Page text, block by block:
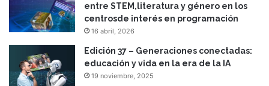
entre STEM,literatura y género en los
centrosde interés en programación
16 abril, 2026
Edición 37 – Generaciones conectadas:
educación y vida en la era de la IA
19 noviembre, 2025